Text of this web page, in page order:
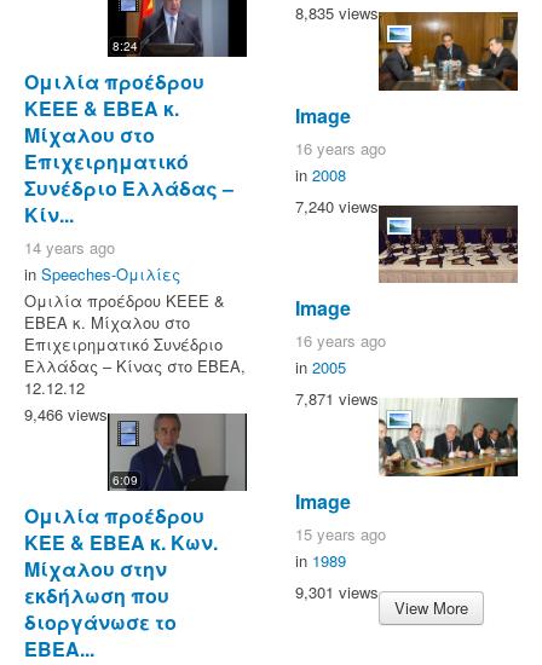
8:24
Ομιλία προέδρου
ΚΕΕΕ & EBEA κ.
Μίχαλου στο
Επιχειρηματικό
Συνέδριο Ελλάδας –
Κίν...
14 years ago
in Speeches-Ομιλίες
Ομιλία προέδρου ΚΕΕΕ &
EBEA κ. Μίχαλου στο
Επιχειρηματικό Συνέδριο
Ελλάδας – Κίνας στο ΕΒΕΑ,
12.12.12
9,466 views
6:09
Ομιλία προέδρου
ΚΕΕ & ΕΒΕΑ κ. Κων.
Μίχαλου στην
εκδήλωση που
διοργάνωσε το
ΕΒΕΑ...
8,835 views
Image
16 years ago
in 2008
7,240 views
Image
16 years ago
in 2005
7,871 views
Image
15 years ago
in 1989
9,301 views
View More